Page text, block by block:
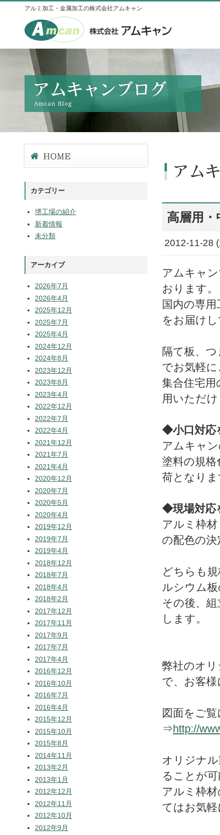
アルミ加工・金属加工の株式会社アムキャン
高層用
2012-11-28
アムキャ
おります。
国内の専
をお届け
隔て板、
でお気軽
集合住宅
用いただ
◆小口対応
アムキャ
塗料の規
荷となり
◆現場対応
アルミ枠
の配色の
どちらも
ルシウム
その後、
します。
弊社のオ
で、お客
図面をご
⇒http://
オリジナ
ることが
アルミ枠
てはお気
カテゴリー
堺工場の紹介
新着情報
未分類
アーカイブ
2026年7月
2026年4月
2025年12月
2025年7月
2025年4月
2024年12月
2024年8月
2023年12月
2023年8月
2023年4月
2022年12月
2022年7月
2022年4月
2021年12月
2021年7月
2021年4月
2020年12月
2020年7月
2020年5月
2020年4月
2019年12月
2019年7月
2019年4月
2018年12月
2018年7月
2018年4月
2018年2月
2017年12月
2017年11月
2017年9月
2017年7月
2017年4月
2016年12月
2016年10月
2016年7月
2016年4月
2015年12月
2015年10月
2015年8月
2014年11月
2013年2月
2013年1月
2012年12月
2012年11月
2012年10月
2012年9月